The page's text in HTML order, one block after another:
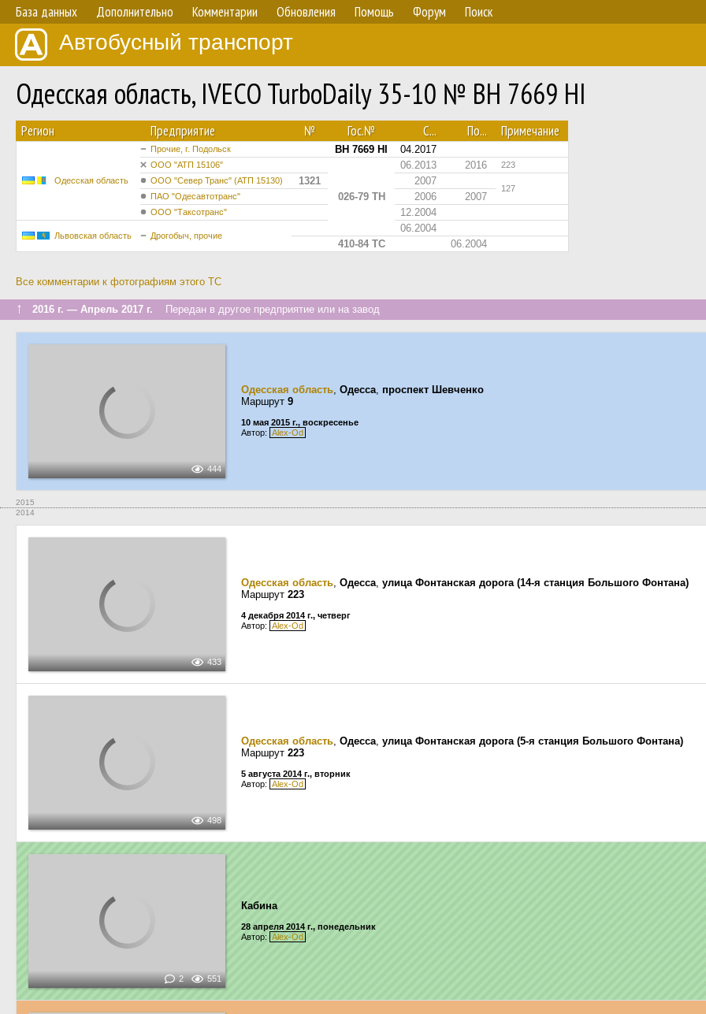
База данных Дополнительно Комментарии Обновления Помощь Форум Поиск
Автобусный транспорт
Одесская область, IVECO TurboDaily 35-10 № BH 7669 HI
Регион Предприятие № Гос.№ С... По... Примечание
Одесская область
Прочие, г. Подольск BH 7669 HI 04.2017
ООО "АТП 15106"
026-79 ТН
06.2013 2016
223
ООО "Север Транс" (АТП 15130)
1321 2007
127
ПАО "Одесавтотранс"
2006 2007
ООО "Таксотранс" 12.2004
Львовская область Дрогобыч, прочие
06.2004
410-84 ТС
06.2004
Все комментарии к фотографиям этого ТС
↑ 2016 г. — Апрель 2017 г. Передан в другое предприятие или на завод
444
Одесская область, Одесса, проспект Шевченко
Маршрут 9
10 мая 2015 г., воскресенье
Автор: Alex-Od
2015
2014
433
Одесская область, Одесса, улица Фонтанская дорога (14-я станция Большого Фонтана)
Маршрут 223
4 декабря 2014 г., четверг
Автор: Alex-Od
498
Одесская область, Одесса, улица Фонтанская дорога (5-я станция Большого Фонтана)
Маршрут 223
5 августа 2014 г., вторник
Автор: Alex-Od
2 551
Кабина
28 апреля 2014 г., понедельник
Автор: Alex-Od